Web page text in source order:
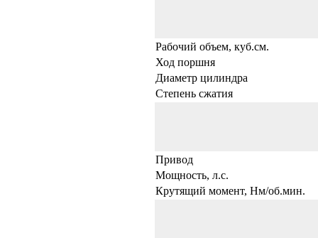
Рабочий объем, куб.см.
Ход поршня
Диаметр цилиндра
Степень сжатия
Привод
Мощность, л.с.
Крутящий момент, Нм/об.мин.